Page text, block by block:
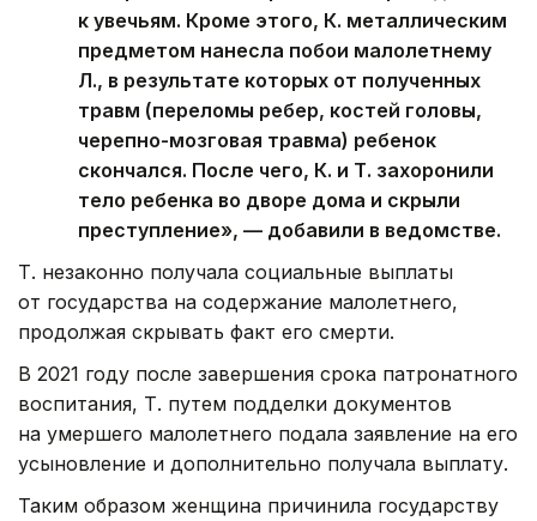
к увечьям. Кроме этого, К. металлическим
предметом нанесла побои малолетнему
Л., в результате которых от полученных
травм (переломы ребер, костей головы,
черепно-мозговая травма) ребенок
скончался. После чего, К. и Т. захоронили
тело ребенка во дворе дома и скрыли
преступление», — добавили в ведомстве.
Т. незаконно получала социальные выплаты
от государства на содержание малолетнего,
продолжая скрывать факт его смерти.
В 2021 году после завершения срока патронатного
воспитания, Т. путем подделки документов
на умершего малолетнего подала заявление на его
усыновление и дополнительно получала выплату.
Таким образом женщина причинила государству